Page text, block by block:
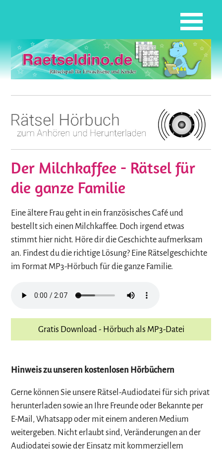
Der Milchkaffee - Rätsel für
die ganze Familie
Eine ältere Frau geht in ein französisches Café und
bestellt sich einen Milchkaffee. Doch irgend etwas
stimmt hier nicht. Höre dir die Geschichte aufmerksam
an. Findest du die richtige Lösung? Eine Rätselgeschichte
im Format MP3-Hörbuch für die ganze Familie.
Gratis Download - Hörbuch als MP3-Datei
Hinweis zu unseren kostenlosen Hörbüchern
Gerne können Sie unsere Rätsel-Audiodatei für sich privat
herunterladen sowie an Ihre Freunde oder Bekannte per
E-Mail, Whatsapp oder mit einem anderen Medium
weitergeben. Nicht erlaubt sind, Veränderungen an der
Audiodatei sowie der Einsatz mit kommerziellem